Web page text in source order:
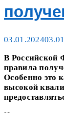
Posted
03.01.2024
В Российской
правила
Особенно это
высокой